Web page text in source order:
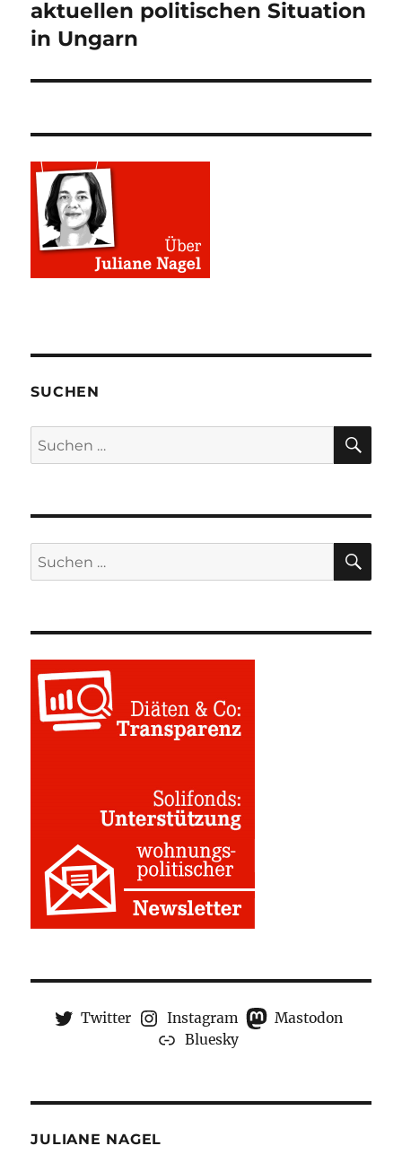
aktuellen politischen Situation
in Ungarn
SUCHEN
Suchen
nach:
Suchen
nach:
Twitter Instagram
Mastodon
Bluesky
JULIANE NAGEL